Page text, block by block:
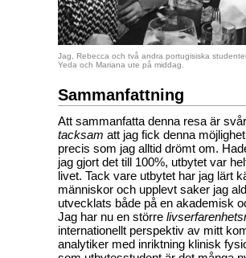
Jag, Rebecca och två andra portugisiska
Yeda och Mariana ute på middag.
Sammanfattning
Att sammanfatta denna resa är
tacksam att jag fick denna
precis som jag alltid drömt om.
jag gjort det till 100%, utbytet var
livet. Tack vare utbytet har jag lärt
människor och upplevt saker jag
utvecklats både på en akademisk
Jag har nu en större
internationellt perspektiv av mitt
analytiker med inriktning klinisk